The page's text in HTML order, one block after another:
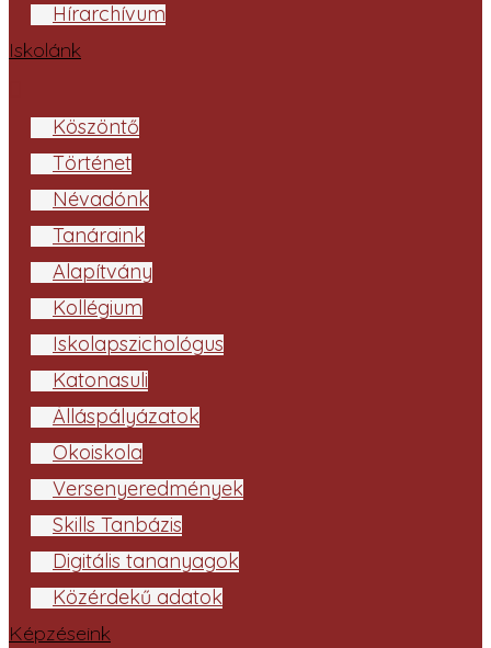
Hírarchívum
Iskolánk
Köszöntő
Történet
Névadónk
Tanáraink
Alapítvány
Kollégium
Iskolapszichológus
Katonasuli
Álláspályázatok
Ökoiskola
Versenyeredmények
Skills Tanbázis
Digitális tananyagok
Közérdekű adatok
Képzéseink